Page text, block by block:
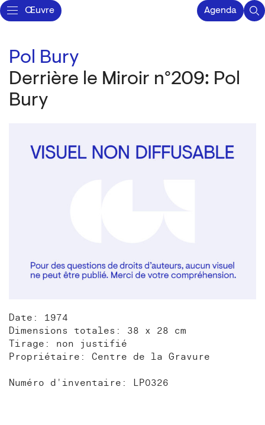
Œuvre Agenda
Pol Bury
Derrière le Miroir n°209: Pol
Bury
Date: 1974
Dimensions totales: 38 x 28 cm
Tirage: non justifié
Propriétaire: Centre de la Gravure
Numéro d'inventaire: LP0326